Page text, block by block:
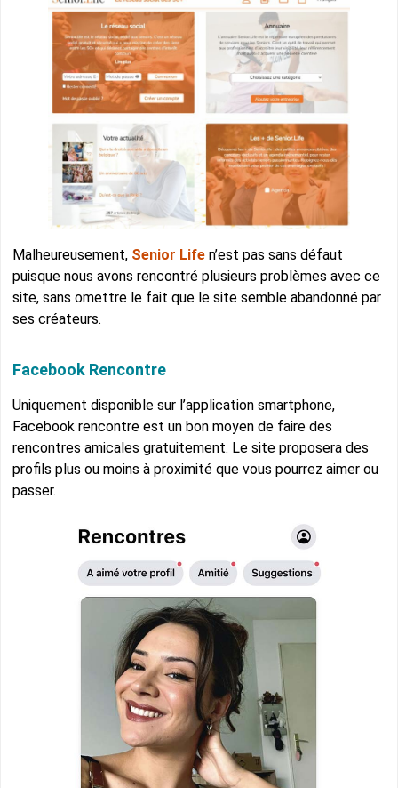
Malheureusement, Senior Life n’est pas sans défaut
puisque nous avons rencontré plusieurs problèmes avec ce
site, sans omettre le fait que le site semble abandonné par
ses créateurs.
Facebook Rencontre
Uniquement disponible sur l’application smartphone,
Facebook rencontre est un bon moyen de faire des
rencontres amicales gratuitement. Le site proposera des
profils plus ou moins à proximité que vous pourrez aimer ou
passer.